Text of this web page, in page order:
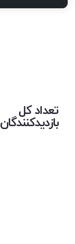
تعداد کل
بازدیدکنندگان